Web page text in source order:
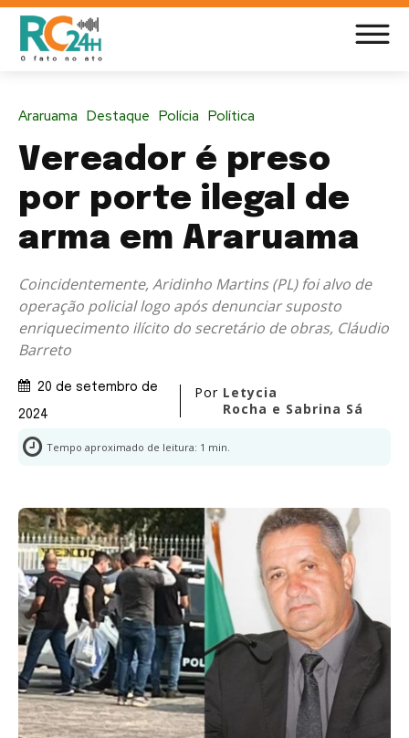
Araruama Destaque Polícia Política
Vereador é preso
por porte ilegal de
arma em Araruama
Coincidentemente, Aridinho Martins (PL) foi alvo de
operação policial logo após denunciar suposto
enriquecimento ilícito do secretário de obras, Cláudio
Barreto
20 de setembro de
2024
Por Letycia
Rocha e Sabrina Sá
Tempo aproximado de leitura: 1 min.